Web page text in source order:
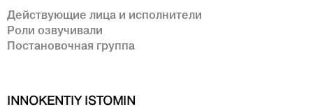
Действующие лица и исполнители
Роли озвучивали
Постановочная группа
INNOKENTIY ISTOMIN